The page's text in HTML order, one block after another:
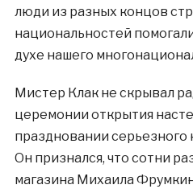
люди из разных концов
национальностей
духе нашего
Мистер Клак не скрывал
церемонии открытия
праздновании серьезного
Он признался, что сотни
магазина Михаила